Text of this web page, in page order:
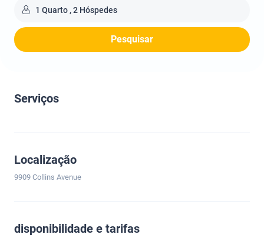
1 Quarto , 2 Hóspedes
Pesquisar
Serviços
Localização
9909 Collins Avenue
disponibilidade e tarifas